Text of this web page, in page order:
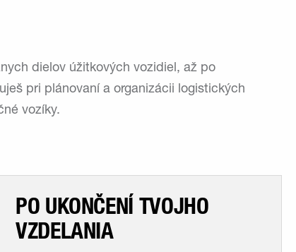
dielov úžitkových vozidiel, až po
pri plánovaní a organizácii logistických
vozíky.
PO UKONČENÍ TVOJHO
VZDELANIA